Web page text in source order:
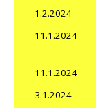
1.2.2024
11.1.2024
11.1.2024
3.1.2024